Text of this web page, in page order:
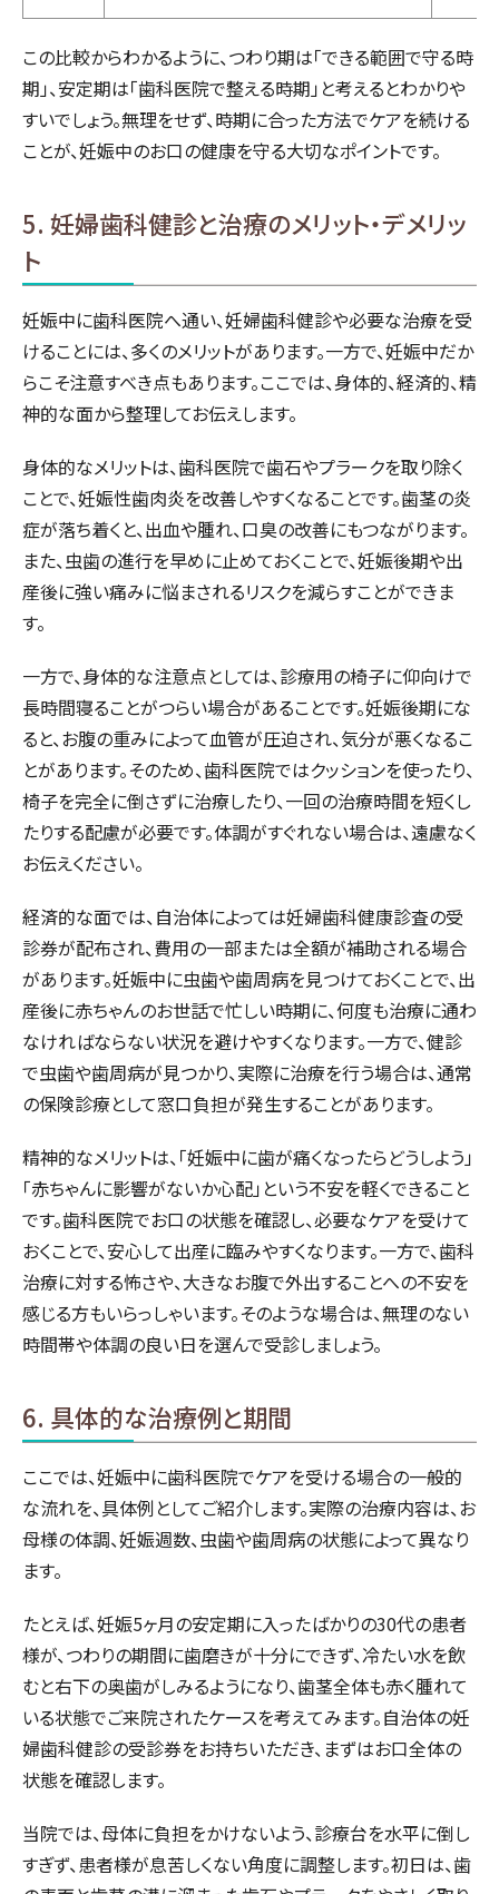
この比較からわかるように、つわり期は「できる範囲で守る時
期」、安定期は「歯科医院で整える時期」と考えるとわかりや
すいでしょう。無理をせず、時期に合った方法でケアを続ける
ことが、妊娠中のお口の健康を守る大切なポイントです。
5. 妊婦歯科健診と治療のメリット・デメリッ
ト
妊娠中に歯科医院へ通い、妊婦歯科健診や必要な治療を受
けることには、多くのメリットがあります。一方で、妊娠中だか
らこそ注意すべき点もあります。ここでは、身体的、経済的、精
神的な面から整理してお伝えします。
身体的なメリットは、歯科医院で歯石やプラークを取り除く
ことで、妊娠性歯肉炎を改善しやすくなることです。歯茎の炎
症が落ち着くと、出血や腫れ、口臭の改善にもつながります。
また、虫歯の進行を早めに止めておくことで、妊娠後期や出
産後に強い痛みに悩まされるリスクを減らすことができま
す。
一方で、身体的な注意点としては、診療用の椅子に仰向けで
長時間寝ることがつらい場合があることです。妊娠後期にな
ると、お腹の重みによって血管が圧迫され、気分が悪くなるこ
とがあります。そのため、歯科医院ではクッションを使ったり、
椅子を完全に倒さずに治療したり、一回の治療時間を短くし
たりする配慮が必要です。体調がすぐれない場合は、遠慮なく
お伝えください。
経済的な面では、自治体によっては妊婦歯科健康診査の受
診券が配布され、費用の一部または全額が補助される場合
があります。妊娠中に虫歯や歯周病を見つけておくことで、出
産後に赤ちゃんのお世話で忙しい時期に、何度も治療に通わ
なければならない状況を避けやすくなります。一方で、健診
で虫歯や歯周病が見つかり、実際に治療を行う場合は、通常
の保険診療として窓口負担が発生することがあります。
精神的なメリットは、「妊娠中に歯が痛くなったらどうしよう」
「赤ちゃんに影響がないか心配」という不安を軽くできること
です。歯科医院でお口の状態を確認し、必要なケアを受けて
おくことで、安心して出産に臨みやすくなります。一方で、歯科
治療に対する怖さや、大きなお腹で外出することへの不安を
感じる方もいらっしゃいます。そのような場合は、無理のない
時間帯や体調の良い日を選んで受診しましょう。
6. 具体的な治療例と期間
ここでは、妊娠中に歯科医院でケアを受ける場合の一般的
な流れを、具体例としてご紹介します。実際の治療内容は、お
母様の体調、妊娠週数、虫歯や歯周病の状態によって異なり
ます。
たとえば、妊娠5ヶ月の安定期に入ったばかりの30代の患者
様が、つわりの期間に歯磨きが十分にできず、冷たい水を飲
むと右下の奥歯がしみるようになり、歯茎全体も赤く腫れて
いる状態でご来院されたケースを考えてみます。自治体の妊
婦歯科健診の受診券をお持ちいただき、まずはお口全体の
状態を確認します。
当院では、母体に負担をかけないよう、診療台を水平に倒し
すぎず、患者様が息苦しくない角度に調整します。初日は、歯